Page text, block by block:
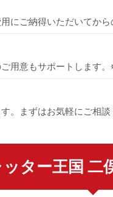
ご納得いただいてか
用意もサポートします
。まずはお気軽にご相談
ター王国 二